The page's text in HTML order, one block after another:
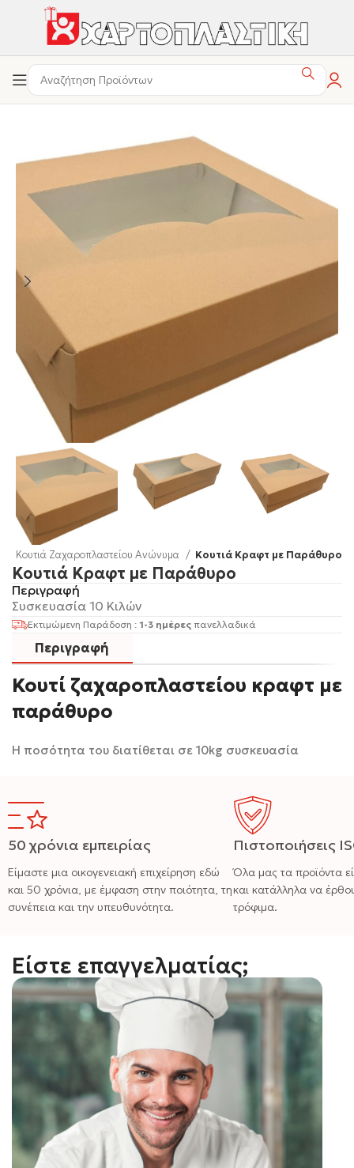
Κουτιά Ζαχαροπλαστείου Ανώνυμα Κουτιά Κραφτ με Παράθυρο
Κουτιά Κραφτ με Παράθυρο
Περιγραφή
Συσκευασία 10 Κιλών
Εκτιμώμενη Παράδοση :1-3 ημέρες πανελλαδικά
Περιγραφή
Κουτί ζαχαροπλαστείου κραφτ με
παράθυρο
Η ποσότητα του διατίθεται σε 10kg συσκευασία
50 χρόνια εμπειρίας
Είμαστε μια οικογενειακή επιχείρηση εδώ
και 50 χρόνια, με έμφαση στην ποιότητα, τη
συνέπεια και την υπευθυνότητα.
Πιστοποιήσεις
Όλα μας τα προϊόντα
και κατάλληλα να
τρόφιμα.
Είστε επαγγελματίας;